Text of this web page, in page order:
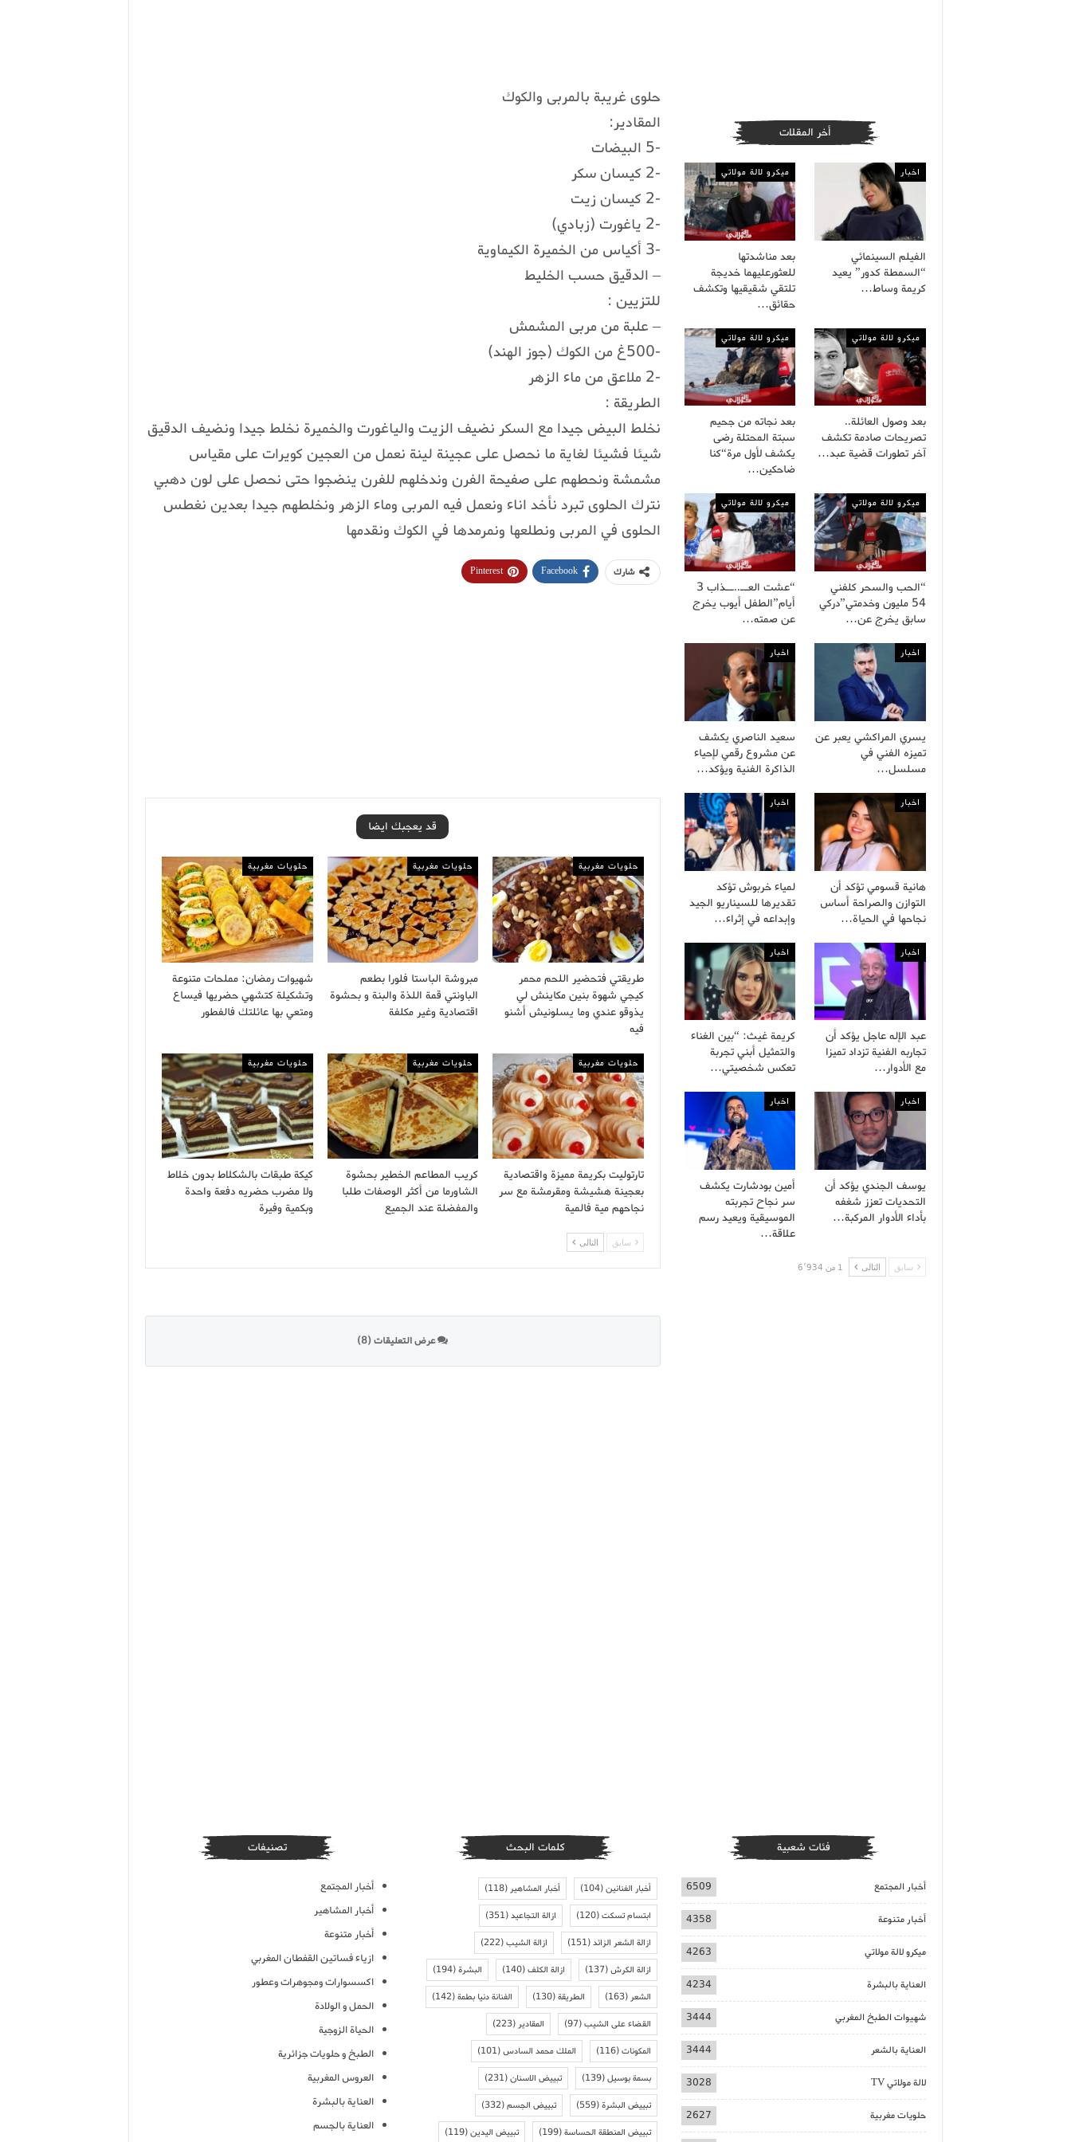
حلوى غريبة بالمربى والكوك
المقادير:
-5 البيضات
-2 كيسان سكر
-2 كيسان زيت
-2 ياغورت (زبادي)
-3 أكياس من الخميرة الكيماوية
– الدقيق حسب الخليط
للتزيين :
– علبة من مربى المشمش
-500غ من الكوك (جوز الهند)
-2 ملاعق من ماء الزهر
الطريقة :
نخلط البيض جيدا مع السكر نضيف الزيت والياغورت والخميرة نخلط جيدا ونضيف الدقيق
شيئا فشيئا لغاية ما نحصل على عجينة لينة نعمل من العجين كويرات على مقياس
مشمشة ونحطهم على صفيحة الفرن وندخلهم للفرن ينضجوا حتى نحصل على لون دهبي
نترك الحلوى تبرد نأخد اناء ونعمل فيه المربى وماء الزهر ونخلطهم جيدا بعدين نغطس
الحلوى في المربى ونطلعها ونمرمدها في الكوك ونقدمها
شارك Facebook
Pinterest
قد يعجبك ايضا
حلويات مغربية
طريقتي فتحضير اللحم محمر
كيجي شهوة بنين مكاينش لي
يذوقو عندي وما يسلونيش أشنو
فيه
حلويات مغربية
مبروشة الباستا فلورا بطعم
الباونتي قمة اللذة والبنة و بحشوة
اقتصادية وغير مكلفة
حلويات مغربية
شهيوات رمضان: مملحات متنوعة
وتشكيلة كتشهي حضريها فيساع
ومتعي بها عائلتك فالفطور
حلويات مغربية
تارتوليت بكريمة مميزة واقتصادية
بعجينة هشيشة ومقرمشة مع سر
نجاحهم مية فالمية
حلويات مغربية
كريب المطاعم الخطير بحشوة
الشاورما من أكثر الوصفات طلبا
والمفضلة عند الجميع
حلويات مغربية
كيكة طبقات بالشكلاط بدون خلاط
ولا مضرب حضريه دفعة واحدة
وبكمية وفيرة
سابق التالى
عرض التعليقات (8)
أخر المقلات
اخبار
الفيلم السينمائي
“السمطة كدور” يعيد
كريمة وساط…
ميكرو لالة مولاتي
بعد مناشدتها
للعثورعليهما خديجة
تلتقي شقيقيها وتكشف
حقائق…
ميكرو لالة مولاتي
بعد وصول العائلة..
تصريحات صادمة تكشف
آخر تطورات قضية عبد…
ميكرو لالة مولاتي
بعد نجاته من جحيم
سبتة المحتلة رضى
يكشف لأول مرة“كنا
ضاحكين…
ميكرو لالة مولاتي
“الحب والسحر كلفني
54 مليون وخدمتي”دركي
سابق يخرج عن…
ميكرو لالة مولاتي
“عشت العــ..ــذاب 3
أيام”الطفل أيوب يخرج
عن صمته…
اخبار
يسري المراكشي يعبر عن
تميزه الفني في
مسلسل…
اخبار
سعيد الناصري يكشف
عن مشروع رقمي لإحياء
الذاكرة الفنية ويؤكد…
اخبار
هانية قسومي تؤكد أن
التوازن والصراحة أساس
نجاحها في الحياة…
اخبار
لمياء خربوش تؤكد
تقديرها للسيناريو الجيد
وإبداعه في إثراء…
اخبار
عبد الإله عاجل يؤكد أن
تجاربه الفنية تزداد تميزا
مع الأدوار…
اخبار
كريمة غيث: “بين الغناء
والتمثيل أبني تجربة
تعكس شخصيتي…
اخبار
يوسف الجندي يؤكد أن
التحديات تعزز شغفه
بأداء الأدوار المركبة…
اخبار
أمين بودشارت يكشف
سر نجاح تجربته
الموسيقية ويعيد رسم
علاقة…
سابق التالى 1 من 6٬934
فئات شعبية
أخبار المجتمع 6509
أخبار متنوعة 4358
ميكرو لالة مولاتي 4263
العناية بالبشرة 4234
شهيوات الطبخ المغربي 3444
العناية بالشعر 3444
لالة مولاتي TV 3028
حلويات مغربية 2627
كلمات البحث
أخبار الفنانين(104) أخبار المشاهير(118)
ابتسام تسكت(120) ازالة التجاعيد(351)
ازالة الشعر الزائد(151) ازالة الشيب(222)
ازالة الكرش(137) ازالة الكلف(140) البشرة(194)
الشعر(163) الطريقة(130) الفنانة دنيا بطمة(142)
القضاء على الشيب(97) المقادير(223)
المكونات(116) الملك محمد السادس(101)
بسمة بوسيل(139) تبييض الاسنان(231)
تبييض البشرة(559) تبييض الجسم(332)
تبييض المنطقة الحساسة(199) تبييض اليدين(119)
تصنيفات
أخبار المجتمع
أخبار المشاهير
أخبار متنوعة
ازياء فساتين القفطان المغربي
اكسسوارات ومجوهرات وعطور
الحمل و الولادة
الحياة الزوجية
الطبخ و حلويات جزائرية
العروس المغربية
العناية بالبشرة
العناية بالجسم